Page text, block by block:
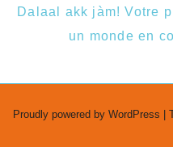
Dalaal akk jàm! Votre
un monde en
Proudly powered by WordPress